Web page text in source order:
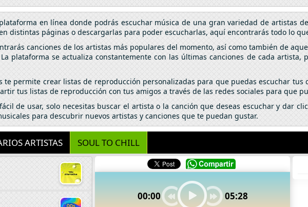
en línea donde podrás escuchar música de una gran variedad de artistas
distintas páginas o descargarlas para poder escucharlas, aquí encontrarás todo lo
canciones de los artistas más populares del momento, así como también de
plataforma se actualiza constantemente con las últimas canciones de cada
te permite crear listas de reproducción personalizadas para que puedas escuchar
tus listas de reproducción con tus amigos a través de las redes sociales para que
de usar, solo necesitas buscar el artista o la canción que deseas escuchar y dar
para descubrir nuevos artistas y canciones que te puedan gustar.
ARTISTAS SOUL TO CHILL
00:00 05:28